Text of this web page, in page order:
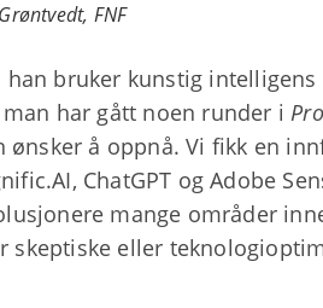
FNF
han bruker kunstig
har gått noen runder i
å oppnå. Vi fikk en
ChatGPT og Adobe
mange områder
eller